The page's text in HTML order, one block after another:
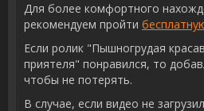
Для более комфортного
рекомендуем пройти
Если ролик "Пышногрудая
приятеля" понравился, то
чтобы не потерять.
В случае, если видео не